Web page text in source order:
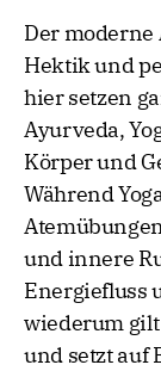
Der moderne
Hektik und
hier setzen
Ayurveda,
Körper und
Während
und innere
Energiefluss
wiederum
und setzt auf